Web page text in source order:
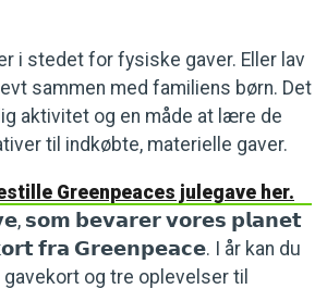
i stedet for fysiske gaver. Eller lav
sammen med familiens børn. Det
aktivitet og en måde at lære de
til indkøbte, materielle gaver.
Greenpeaces julegave her.
𝘀𝗼𝗺 𝗯𝗲𝘃𝗮𝗿𝗲𝗿 𝘃𝗼𝗿𝗲𝘀 𝗽𝗹𝗮𝗻𝗲𝘁
𝗳𝗿𝗮 𝗚𝗿𝗲𝗲𝗻𝗽𝗲𝗮𝗰𝗲. I år kan du
og tre oplevelser til